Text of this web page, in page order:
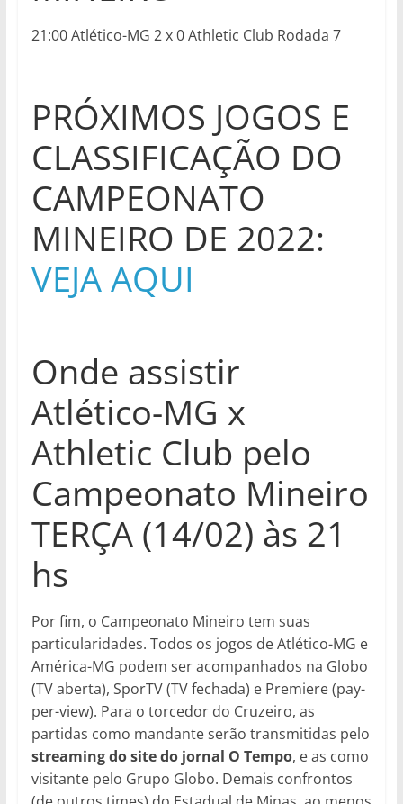
21:00 Atlético-MG 2 x 0 Athletic Club Rodada 7
PRÓXIMOS JOGOS E
CLASSIFICAÇÃO DO
CAMPEONATO
MINEIRO DE 2022:
VEJA AQUI
Onde assistir
Atlético-MG x
Athletic Club pelo
Campeonato Mineiro
TERÇA (14/02) às 21
hs
Por fim, o Campeonato Mineiro tem suas
particularidades. Todos os jogos de Atlético-MG e
América-MG podem ser acompanhados na Globo
(TV aberta), SporTV (TV fechada) e Premiere (pay-
per-view). Para o torcedor do Cruzeiro, as
partidas como mandante serão transmitidas pelo
streaming do site do jornal O Tempo, e as como
visitante pelo Grupo Globo. Demais confrontos